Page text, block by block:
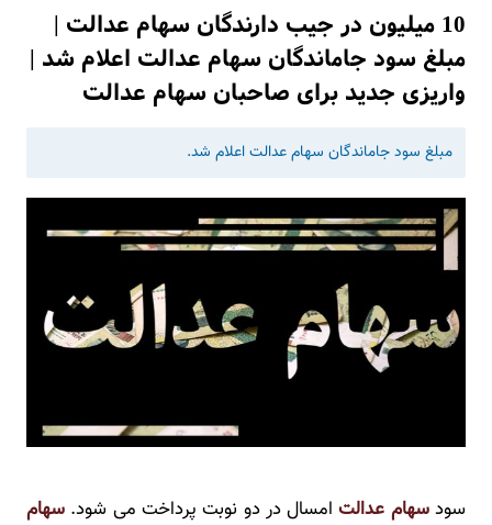
10 میلیون در جیب دارندگان سهام عدالت |
مبلغ سود جاماندگان سهام عدالت اعلام شد |
واریزی جدید برای صاحبان سهام عدالت
مبلغ سود جاماندگان سهام عدالت اعلام شد.
سودسهام عدالتامسال در دو نوبت پرداخت می شود. سهام